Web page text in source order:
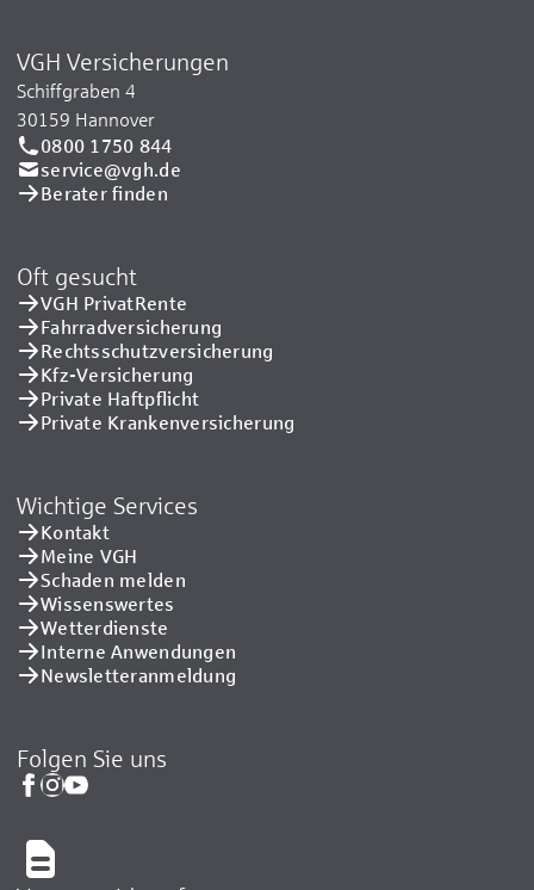
VGH Versicherungen
Schiffgraben 4
30159 Hannover
0800 1750 844
service@vgh.de
Berater finden
Oft gesucht
VGH PrivatRente
Fahrradversicherung
Rechtsschutzversicherung
Kfz-Versicherung
Private Haftpflicht
Private Kranken­versicherung
Wichtige Services
Kontakt
Meine VGH
Schaden melden
Wissenswertes
Wetterdienste
Interne Anwendungen
Newsletteranmeldung
Folgen Sie uns